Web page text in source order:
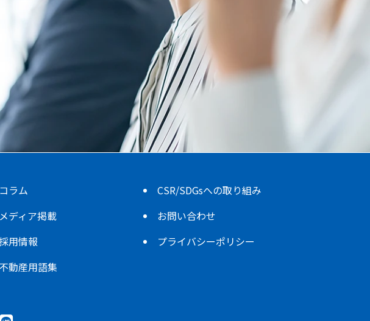
コラム
メディア掲載
用情報
動産用語集
CSR/SDGsへの取り組み
お問い合わせ
プライバシーポリシー